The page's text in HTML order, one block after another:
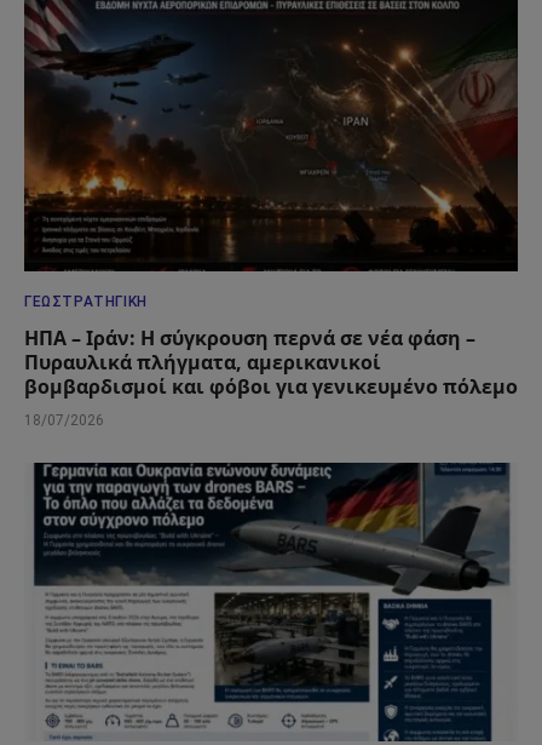
ΓΕΩΣΤΡΑΤΗΓΙΚΉ
ΗΠΑ – Ιράν: Η σύγκρουση περνά σε νέα φάση –
Πυραυλικά πλήγματα, αμερικανικοί
βομβαρδισμοί και φόβοι για γενικευμένο πόλεμο
18/07/2026